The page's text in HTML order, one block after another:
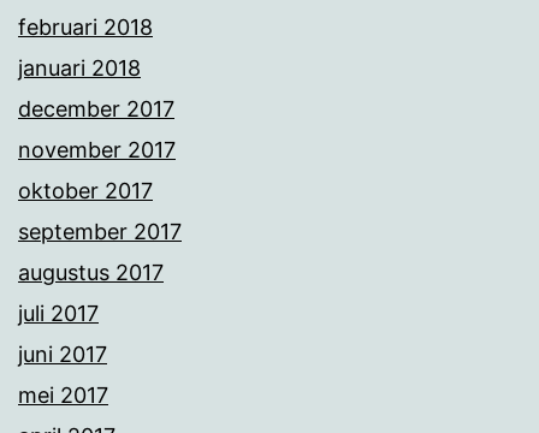
februari 2018
januari 2018
december 2017
november 2017
oktober 2017
september 2017
augustus 2017
juli 2017
juni 2017
mei 2017